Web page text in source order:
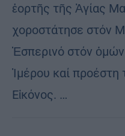
ἑορτῆς τῆς Ἁγίας
χοροστάτησε στόν
Ἑσπερινό στόν
Ἰμέρου καί προέστη
Εἰκόνος. …